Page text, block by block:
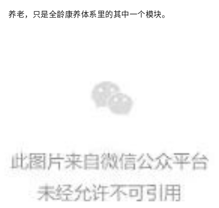
养老，只是全龄康养体系里的其中一个模块。